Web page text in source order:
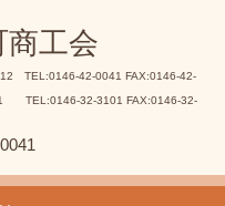
工会
TEL:0146-42-0041 FAX:0146-42-
1 TEL:0146-32-3101 FAX:0146-32-